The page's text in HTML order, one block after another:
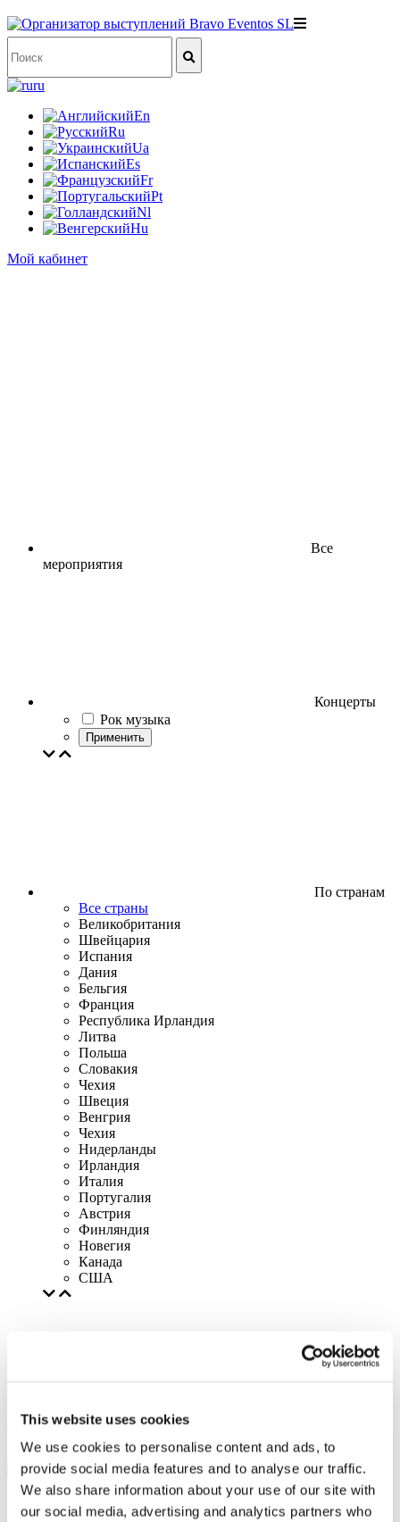
This website uses cookies
We use cookies to personalise content and ads, to
provide social media features and to analyse our traffic.
We also share information about your use of our site with
our social media, advertising and analytics partners who
ru
En
Ru
Ua
Es
Fr
Pt
Nl
Hu
Мой кабинет
Все
мероприятия
Концерты
Рок музыка
Применить
По странам
Все страны
Великобритания
Швейцария
Испания
Дания
Бельгия
Франция
Республика Ирландия
Литва
Польша
Словакия
Чехия
Швеция
Венгрия
Чехия
Нидерланды
Ирландия
Италия
Португалия
Австрия
Финляндия
Новегия
Канада
США